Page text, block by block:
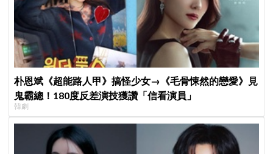
朴恩斌《超能路人甲》搞怪少女→《毛骨悚然的戀愛》見
鬼霸總！180度反差演技獲讚「信看演員」
韓劇